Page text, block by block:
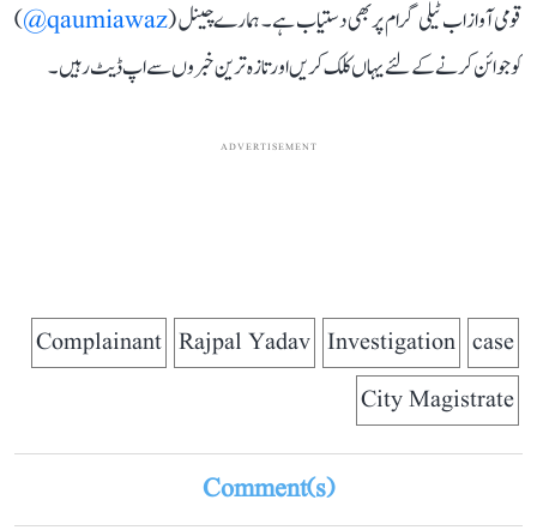
قومی آواز اب ٹیلی گرام پر بھی دستیاب ہے۔ ہمارے چینل (qaumiawaz@
)
کو جوائن کرنے کے لئے یہاں کلک کریں اور تازہ ترین خبروں سے اپ ڈیٹ رہیں۔
ADVERTISEMENT
case
Investigation
Rajpal Yadav
Complainant
City Magistrate
Comment(s)